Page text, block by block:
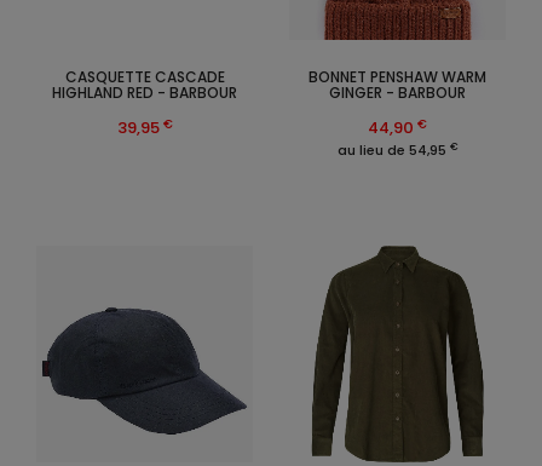
BONNET PENSHAW WARM
GINGER - BARBOUR
44,90 €
au lieu de 54,95 €
CASQUETTE CASCADE
HIGHLAND RED - BARBOUR
39,95 €